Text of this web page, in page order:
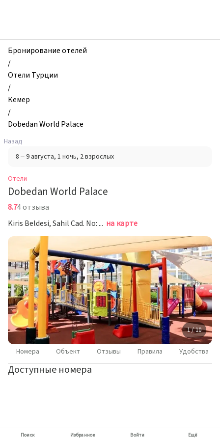
Dobedan
World
Palace,
Кемер,
Турция
Бронирование отелей
/
Отели Турции
/
Кемер
/
Dobedan World Palace
Назад
8 – 9 августа, 1 ночь, 2 взрослых
Отели
Dobedan World Palace
8.74 отзыва
Kiris Beldesi, Sahil Cad. No: 5, Кемер на карте
1 / 10
Номера Объект Отзывы Правила Удобства
Доступные номера
Поиск Избранное Войти Ещё